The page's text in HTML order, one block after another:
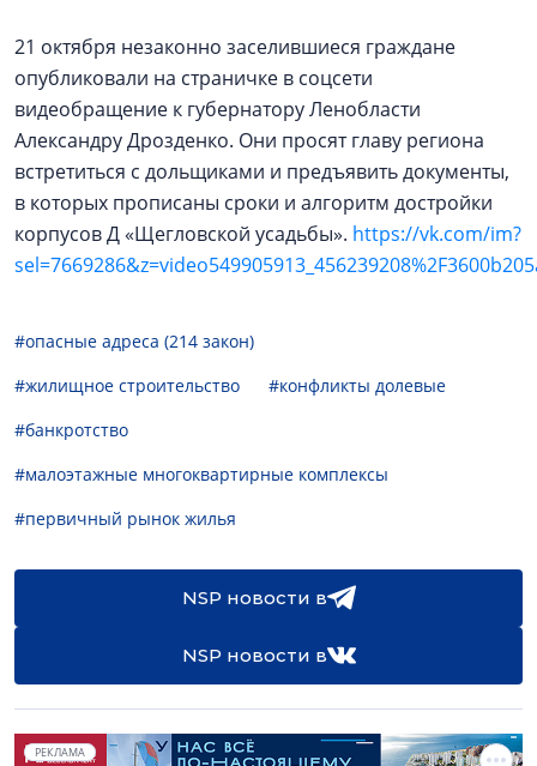
21 октября незаконно заселившиеся граждане
опубликовали на страничке в соцсети
видеобращение к губернатору Ленобласти
Александру Дрозденко. Они просят главу региона
встретиться с дольщиками и предъявить документы,
в которых прописаны сроки и алгоритм достройки
корпусов Д «Щегловской усадьбы». https://vk.com/im?
#опасные адреса (214 закон)
#жилищное строительство
#конфликты долевые
#банкротство
#малоэтажные многоквартирные комплексы
#первичный рынок жилья
NSP новости в
NSP новости в
РЕКЛАМА